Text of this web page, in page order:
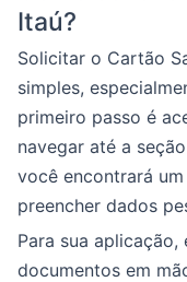
Itaú?
Solicitar o Cartão
simples,
primeiro passo é
navegar até a
você encontrará
preencher dados
Para sua
documentos em